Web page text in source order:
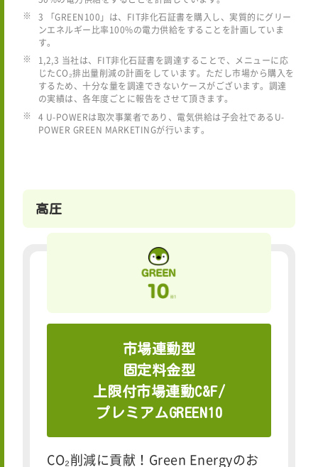
3 「GREEN100」は、FIT非化石証書を購入し、実質的にグリー
ンエネルギー比率100%の電力供給をすることを計画していま
す。
1,2,3 当社は、FIT非化石証書を調達することで、メニューに応
じたCO₂排出量削減の計画をしています。ただし市場から購入を
するため、十分な量を調達できないケースがございます。調達
の実績は、各年度ごとに報告をさせて頂きます。
4 U-POWERは取次事業者であり、電気供給は子会社であるU-
POWER GREEN MARKETINGが行います。
高圧
市場連動型
固定料金型
上限付市場連動C&F/
プレミアムGREEN10
CO₂削減に貢献！Green Energyのお